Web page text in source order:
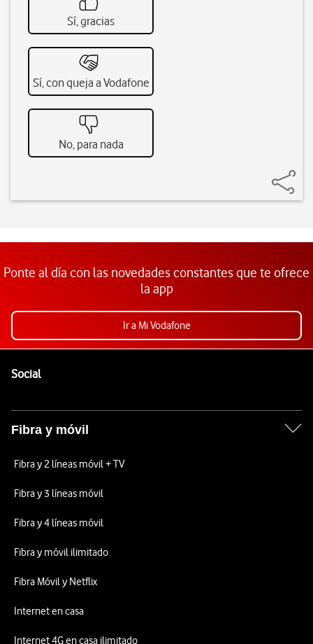
Sí, gracias
Sí, con queja a Vodafone
No, para nada
Ponte al día con las novedades constantes que te ofrece
la app
Ir a Mi Vodafone
SocialEnlaces a las redes sociales de Vodafone
Fibra y móvil
Fibra y 2 líneas móvil + TV
Fibra y 3 líneas móvil
Fibra y 4 líneas móvil
Fibra y móvil ilimitado
Fibra Móvil y Netflix
Internet en casa
Internet 4G en casa ilimitado